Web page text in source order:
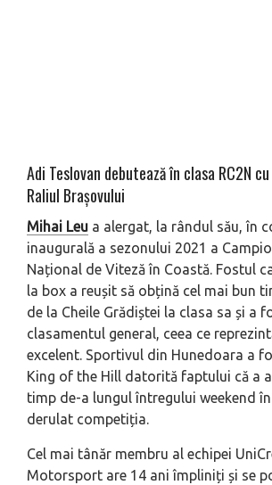
Adi Teslovan debutează în clasa RC2N
Raliul Brașovului
Mihai Leu a alergat, la rândul său, în
inaugurală a sezonului 2021 a
Național de Viteză în Coastă. Fostul
la box a reușit să obțină cel mai bun
de la Cheile Grădiștei la clasa sa și a
clasamentul general, ceea ce
excelent. Sportivul din Hunedoara a
King of the Hill datorită faptului că a
timp de-a lungul întregului weekend
derulat competiția.
Cel mai tânăr membru al echipei
Motorsport are 14 ani împliniți și se